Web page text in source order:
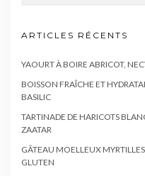
ARTICLES RÉCENTS
YAOURT À BOIRE ABRICOT,
BOISSON FRAÎCHE ET
BASILIC
TARTINADE DE HARICOTS
ZAATAR
GÂTEAU MOELLEUX
GLUTEN